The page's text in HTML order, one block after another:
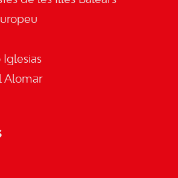
Iglesias
Alomar